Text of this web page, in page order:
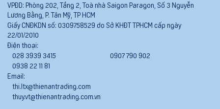
VPĐD: Phòng 202, Tầng 2, Toà nhà Saigon Paragon, Số 3 Nguyễn
Lương Bằng, P. Tân Mỹ, TP HCM
Giấy CNĐKDN số: 0309758529 do Sở KHĐT TPHCM cấp ngày
22/01/2010
Điện thoại:
028 3939 3415
0938 22 11 81
0907 790 902
Email:
thi.ltx@thienantrading.com
thuy.vt@thienantrading.com.vn